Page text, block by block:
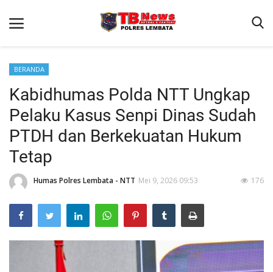
Beranda
Binkam
Terms & Conditions
Giat Ops
Reskrim
Polisi Kita
Lantas
BERANDA
Kabidhumas Polda NTT Ungkap
Pelaku Kasus Senpi Dinas Sudah
PTDH dan Berkekuatan Hukum
Tetap
Humas Polres Lembata - NTT Mei 9, 2026 09:53 176